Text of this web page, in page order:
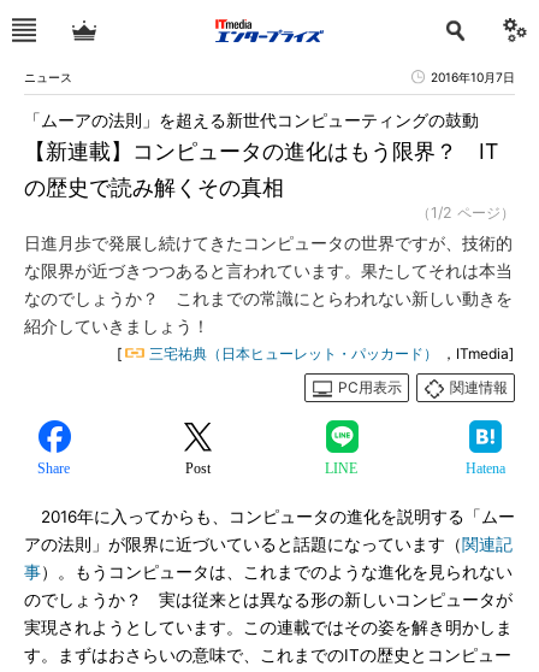
ニュース 2016年10月7日
【新連載】コンピュータの進化はもう限界？ IT
の歴史で読み解くその真相
「ムーアの法則」を超える新世代コンピューティングの鼓動
（1/2 ページ）
日進月歩で発展し続けてきたコンピュータの世界ですが、技術的
な限界が近づきつつあると言われています。果たしてそれは本当
なのでしょうか？ これまでの常識にとらわれない新しい動きを
紹介していきましょう！
[ 三宅祐典（日本ヒューレット・パッカード）
，ITmedia]
PC用表示
関連情報
Share Post LINE Hatena
2016年に入ってからも、コンピュータの進化を説明する「ムー
アの法則」が限界に近づいていると話題になっています（関連記
事）。もうコンピュータは、これまでのような進化を見られない
のでしょうか？ 実は従来とは異なる形の新しいコンピュータが
実現されようとしています。この連載ではその姿を解き明かしま
す。まずはおさらいの意味で、これまでのITの歴史とコンピュー